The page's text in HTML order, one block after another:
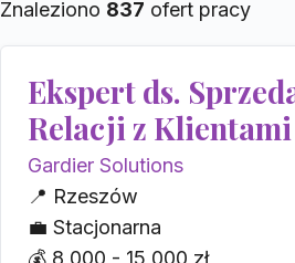
Znaleziono 837 ofert pracy
Ekspert ds.
Relacji z Klientami
Gardier Solutions
📍 Rzeszów
💼 Stacjonarna
💰 8 000 - 15 000 zł